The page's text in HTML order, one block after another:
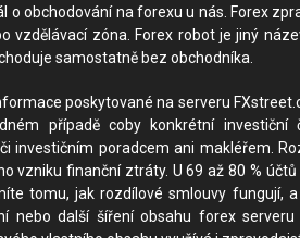
o obchodování na forexu u nás. Forex
vzdělávací zóna. Forex robot je jiný
samostatně bez obchodníka.
poskytované na serveru
případě coby konkrétní investiční
investičním poradcem ani makléřem.
vzniku finanční ztráty. U 69 až 80 %
tomu, jak rozdílové smlouvy fungují,
nebo další šíření obsahu forex